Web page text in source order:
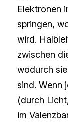
Elektronen
springen,
wird.
zwischen
wodurch
sind. Wenn
(durch
im